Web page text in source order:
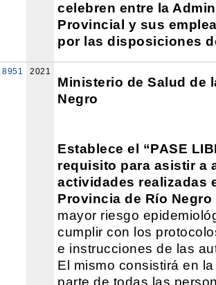
celebren entre la
Provincial y sus
por las disposiciones
8951 2021
Ministerio de Salud de
Negro
Establece el “PASE
requisito para asistir a
actividades realizadas
Provincia de Río Negro
mayor riesgo
cumplir con los
e instrucciones de las
El mismo consistirá en
parte de todas las